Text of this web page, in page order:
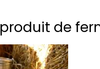
produit de